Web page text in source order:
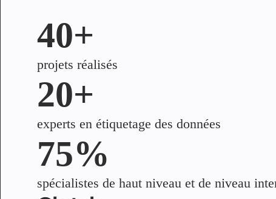
40+
projets réalisés
20+
experts en étiquetage des données
75%
spécialistes de haut niveau et de niveau